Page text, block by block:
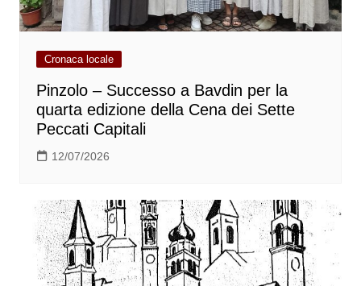
Cronaca locale
Pinzolo – Successo a Bavdin per la
quarta edizione della Cena dei Sette
Peccati Capitali
12/07/2026